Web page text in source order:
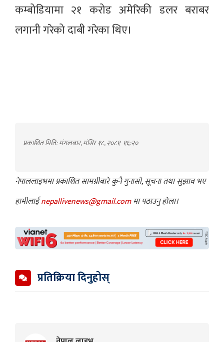
कम्बोडियामा २१ करोड अमेरिकी डलर बराबर
लगानी गरेको दाबी गरेका थिए।
प्रकाशित मिति: मंगलबार, मंसिर १८, २०८१ १६:२०
नेपाललाइभमा प्रकाशित सामग्रीबारे कुनै गुनासो, सूचना तथा सुझाव भए
हामीलाईnepallivenews@gmail.comमा पठाउनु होला।
प्रतिक्रिया दिनुहोस्